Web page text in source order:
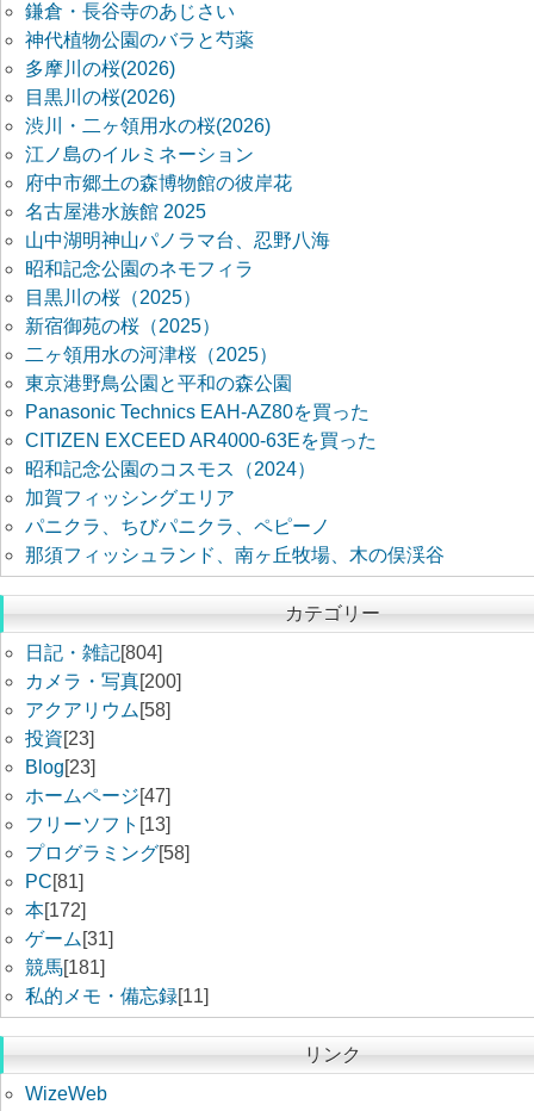
鎌倉・長谷寺のあじさい
神代植物公園のバラと芍薬
多摩川の桜(2026)
目黒川の桜(2026)
渋川・二ヶ領用水の桜(2026)
江ノ島のイルミネーション
府中市郷土の森博物館の彼岸花
名古屋港水族館 2025
山中湖明神山パノラマ台、忍野八海
昭和記念公園のネモフィラ
目黒川の桜（2025）
新宿御苑の桜（2025）
二ヶ領用水の河津桜（2025）
東京港野鳥公園と平和の森公園
Panasonic Technics EAH-AZ80を買った
CITIZEN EXCEED AR4000-63Eを買った
昭和記念公園のコスモス（2024）
加賀フィッシングエリア
パニクラ、ちびパニクラ、ペピーノ
那須フィッシュランド、南ヶ丘牧場、木の俣渓谷
カテゴリー
日記・雑記[804]
カメラ・写真[200]
アクアリウム [58]
投資[23]
Blog[23]
ホームページ[47]
フリーソフト [13]
プログラミング[58]
PC[81]
本[172]
ゲーム [31]
競馬[181]
私的メモ・備忘録[11]
リンク
WizeWeb